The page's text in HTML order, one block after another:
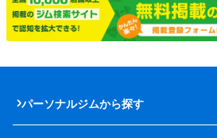
パーソナルジムから探す